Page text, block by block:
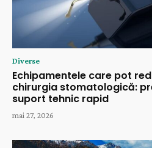
Diverse
Echipamentele care pot
chirurgia stomatologică:
suport tehnic rapid
mai 27, 2026